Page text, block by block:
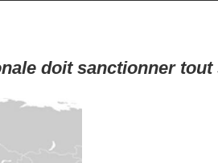
doit sanctionner